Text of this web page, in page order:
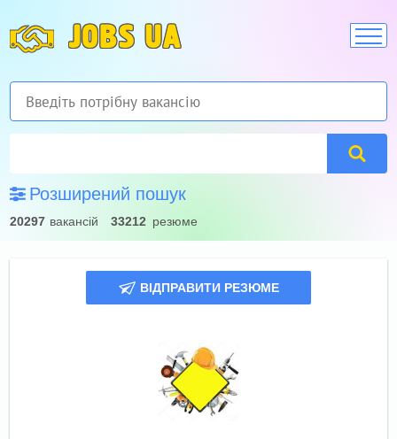
JOBS UA
Розширений пошук
20297 вакансій 33212 резюме
ВІДПРАВИТИ РЕЗЮМЕ